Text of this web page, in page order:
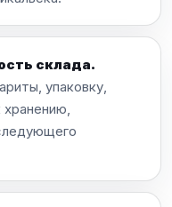
склада.
упаковку,